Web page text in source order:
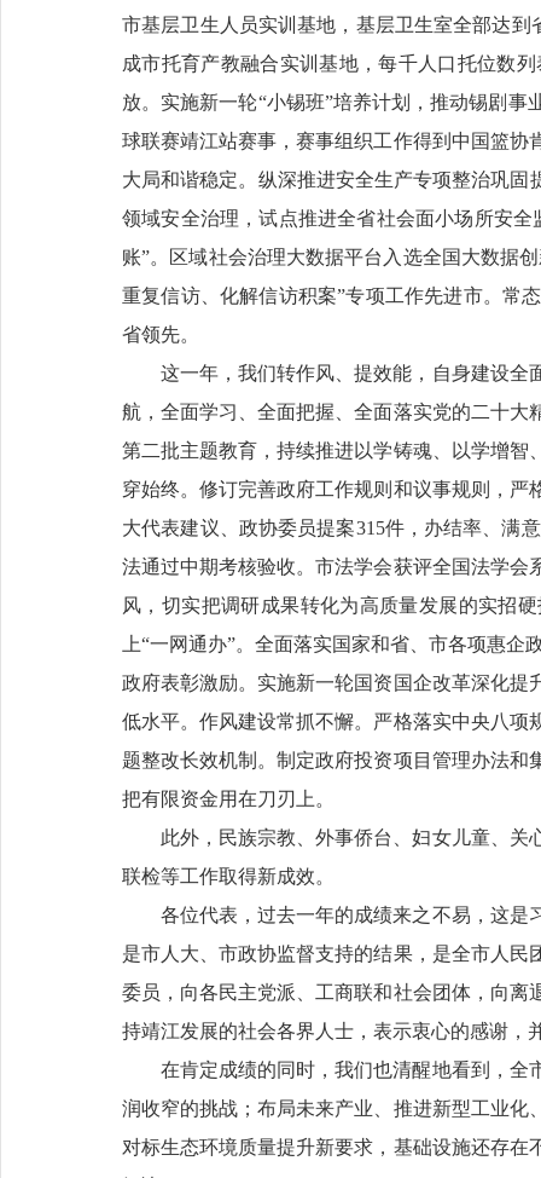
市基层卫生人员实训基地，基层卫生室全部达到
成市托育产教融合实训基地，每千人口托位数
放。实施新一轮“小锡班”培养计划，推动锡剧
球联赛靖江站赛事，赛事组织工作得到中国篮
大局和谐稳定。纵深推进安全生产专项整治巩固
领域安全治理，试点推进全省社会面小场所安
账”。区域社会治理大数据平台入选全国大数据
重复信访、化解信访积案”专项工作先进市。常
省领先。
这一年，我们转作风、提效能，自身建设全
航，全面学习、全面把握、全面落实党的二十
第二批主题教育，持续推进以学铸魂、以学增
穿始终。修订完善政府工作规则和议事规则，
大代表建议、政协委员提案315件，办结率、满
法通过中期考核验收。市法学会获评全国法学
风，切实把调研成果转化为高质量发展的实招
上“一网通办”。全面落实国家和省、市各项惠
政府表彰激励。实施新一轮国资国企改革深化
低水平。作风建设常抓不懈。严格落实中央八
题整改长效机制。制定政府投资项目管理办法
把有限资金用在刀刃上。
此外，民族宗教、外事侨台、妇女儿童、
联检等工作取得新成效。
各位代表，过去一年的成绩来之不易，这是
是市人大、市政协监督支持的结果，是全市人
委员，向各民主党派、工商联和社会团体，向
持靖江发展的社会各界人士，表示衷心的感谢，
在肯定成绩的同时，我们也清醒地看到，全
润收窄的挑战；布局未来产业、推进新型工业
对标生态环境质量提升新要求，基础设施还存